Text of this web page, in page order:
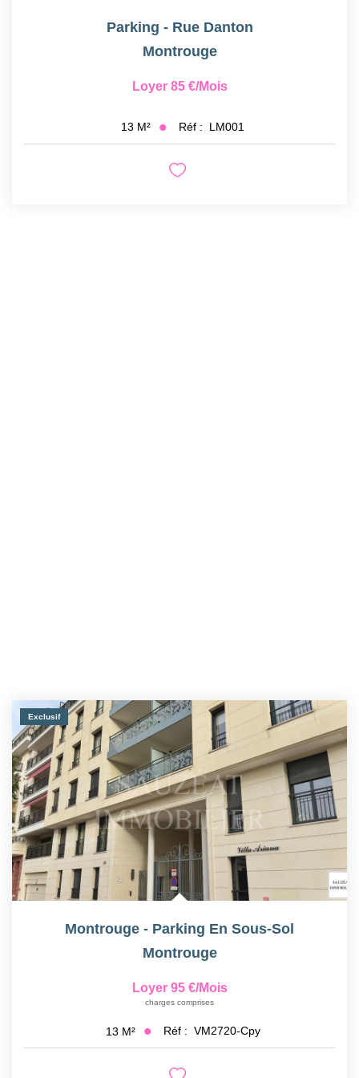
Parking - Rue Danton
Montrouge
Loyer 85 €/mois
13 M² Réf : LM001
Exclusif
Montrouge - Parking En Sous-Sol
Montrouge
Loyer 95 €/mois
charges comprises
13 M² Réf : VM2720-Cpy